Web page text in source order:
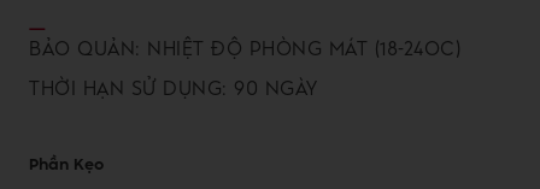
BẢO QUẢN: NHIỆT ĐỘ PHÒNG MÁT (18-24OC)
THỜI HẠN SỬ DỤNG: 90 NGÀY
Phần Kẹo